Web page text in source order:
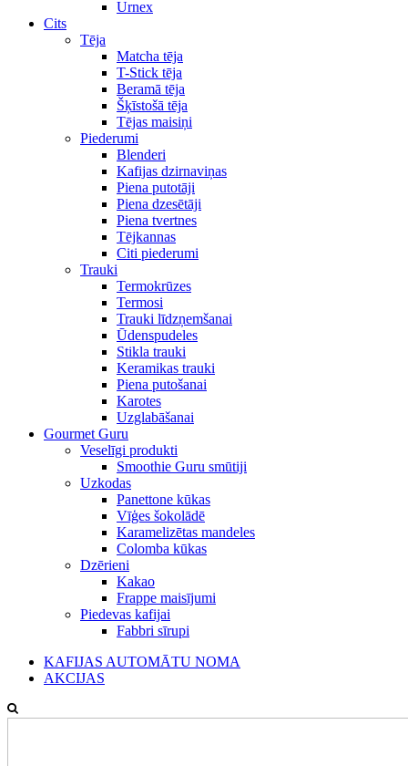
Urnex
Cits
Tēja
Matcha tēja
T-Stick tēja
Beramā tēja
Šķīstošā tēja
Tējas maisiņi
Piederumi
Blenderi
Kafijas dzirnaviņas
Piena putotāji
Piena dzesētāji
Piena tvertnes
Tējkannas
Citi piederumi
Trauki
Termokrūzes
Termosi
Trauki līdzņemšanai
Ūdenspudeles
Stikla trauki
Keramikas trauki
Piena putošanai
Karotes
Uzglabāšanai
Gourmet Guru
Veselīgi produkti
Smoothie Guru smūtiji
Uzkodas
Panettone kūkas
Vīģes šokolādē
Karamelizētas mandeles
Colomba kūkas
Dzērieni
Kakao
Frappe maisījumi
Piedevas kafijai
Fabbri sīrupi
KAFIJAS AUTOMĀTU NOMA
AKCIJAS